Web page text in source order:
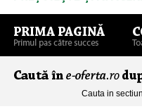
Cauta in